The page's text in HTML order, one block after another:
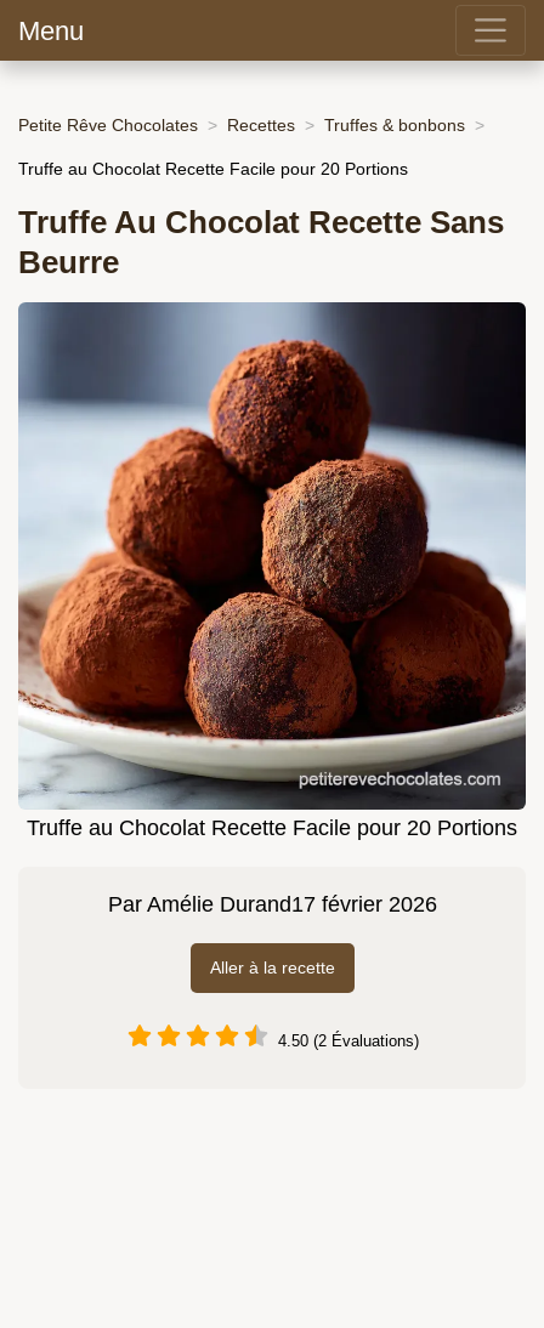
Menu
Petite Rêve Chocolates Recettes Truffes & bonbons
Truffe au Chocolat Recette Facile pour 20 Portions
Truffe Au Chocolat Recette Sans
Beurre
Truffe au Chocolat Recette Facile pour 20 Portions
Par Amélie Durand17 février 2026
Aller à la recette
4.50 (2 Évaluations)